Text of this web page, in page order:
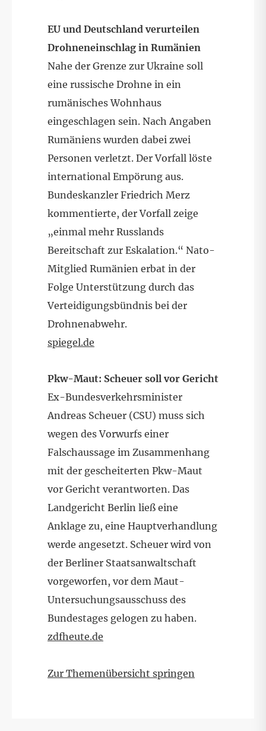
EU und Deutschland verurteilen
Drohneneinschlag in Rumänien
Nahe der Grenze zur Ukraine soll
eine russische Drohne in ein
rumänisches Wohnhaus
eingeschlagen sein. Nach Angaben
Rumäniens wurden dabei zwei
Personen verletzt. Der Vorfall löste
international Empörung aus.
Bundeskanzler Friedrich Merz
kommentierte, der Vorfall zeige
„einmal mehr Russlands
Bereitschaft zur Eskalation.“ Nato-
Mitglied Rumänien erbat in der
Folge Unterstützung durch das
Verteidigungsbündnis bei der
Drohnenabwehr.
spiegel.de
Pkw-Maut: Scheuer soll vor Gericht
Ex-Bundesverkehrsminister
Andreas Scheuer (CSU) muss sich
wegen des Vorwurfs einer
Falschaussage im Zusammenhang
mit der gescheiterten Pkw-Maut
vor Gericht verantworten. Das
Landgericht Berlin ließ eine
Anklage zu, eine Hauptverhandlung
werde angesetzt. Scheuer wird von
der Berliner Staatsanwaltschaft
vorgeworfen, vor dem Maut-
Untersuchungsausschuss des
Bundestages gelogen zu haben.
zdfheute.de
Zur Themenübersicht springen